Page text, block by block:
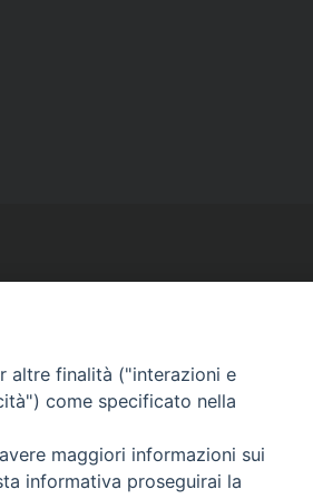
SEGUICI SU
Facebook
Instagram
X
altre finalità ("interazioni e
come specificato nella
maggiori informazioni sui
informativa proseguirai la